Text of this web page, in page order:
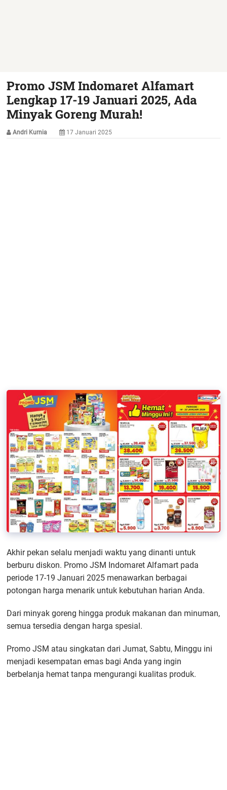
Promo JSM Indomaret Alfamart
Lengkap 17-19 Januari 2025, Ada
Minyak Goreng Murah!
Andri Kurnia 17 Januari 2025
Akhir pekan selalu menjadi waktu yang dinanti untuk
berburu diskon. Promo JSM Indomaret Alfamart pada
periode 17-19 Januari 2025 menawarkan berbagai
potongan harga menarik untuk kebutuhan harian Anda.
Dari minyak goreng hingga produk makanan dan minuman,
semua tersedia dengan harga spesial.
Promo JSM atau singkatan dari Jumat, Sabtu, Minggu ini
menjadi kesempatan emas bagi Anda yang ingin
berbelanja hemat tanpa mengurangi kualitas produk.